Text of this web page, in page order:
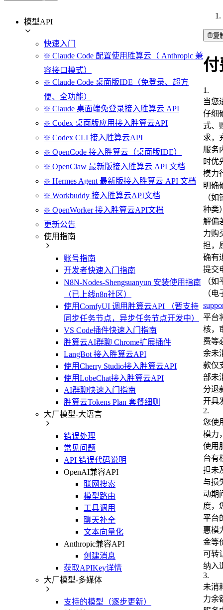
模型API
快速入门
❇️ Claude Code 配置使用胜算云（ Anthropic 兼
容接口模式）
❇️ Claude Code 桌面版IDE（免登录、超方
便、全功能）
❇️ Claude 桌面端免登录接入胜算云 API
❇️ Codex 桌面版应用接入胜算云API
❇️ Codex CLI 接入胜算云API
❇️ OpenCode 接入胜算云（桌面版IDE）
❇️ OpenClaw 最新版接入胜算云 API 文档
❇️ Hermes Agent 最新版接入胜算云 API 文档
❇️ Workbuddy 接入胜算云API文档
❇️ OpenWorker 接入胜算云API文档
更新公告
使用指南
账号指南
开发者快速入门指南
N8N-Nodes-Shengsuanyun 安装使用指南
（已上线n8n社区）
使用ComfyUI 调用胜算云API （暂支持
同步任务节点，异步任务节点开发中）
VS Code插件快速入门指南
胜算云AI群聊 Chrome扩展插件
LangBot 接入胜算云API
使用Cherry Studio接入胜算云API
使用LobeChat接入胜算云API
AI群聊快速入门指南
胜算云Tokens Plan 套餐细则
大厂模型-大语言
错误处理
常见问题
API 错误代码说明
OpenAI兼容API
联网搜索
模型路由
工具调用
聊天补全
文本向量化
Anthropic兼容API
创建消息
获取APIKey详情
大厂模型-多媒体
支持的模型（逐步更新）
复
付
1 .
当您
仔细
式、
求，
服务
时优
模力
明确
（
种类
解偏
力购
担，
确有
提交
（
（
平台
核，
费等
余未
款仅
部未
分退
开具
2.
您使
模力
使用
台有
担未
与损
动期
度，
平台
惠模
金等
可转
纳入
3.
未消
力余